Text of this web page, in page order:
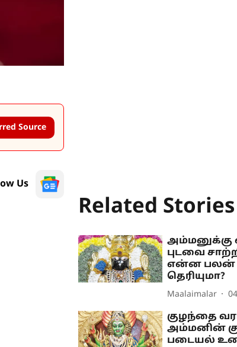
Source
Us
Related Stories
அம்மனுக்கு
புடவை
என்ன பலன்
தெரியுமா?
Maalaimalar
குழந்தை
அம்மனின்
படையல்